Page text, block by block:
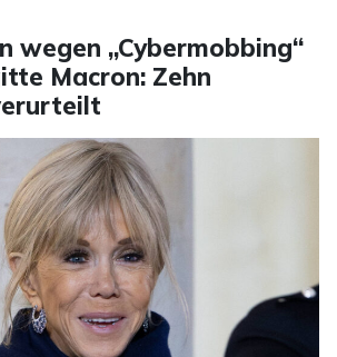
wegen „Cybermobbing“
Macron: Zehn